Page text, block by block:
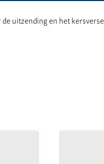
uitzending en het kersverse